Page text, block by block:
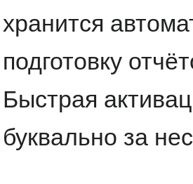
хранится
подготовку
Быстрая
буквально за